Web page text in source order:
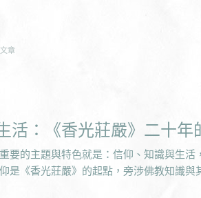
章
活：《香光莊嚴》二十年
要的主題與特色就是：信仰、知識與生
是《香光莊嚴》的起點，旁涉佛教知識